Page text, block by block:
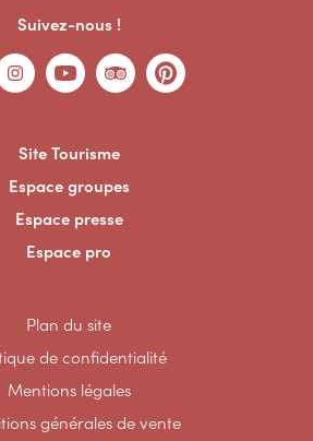
Suivez-nous !
Site Tourisme
Espace groupes
Espace presse
Espace pro
Plan du site
de confidentialité
Mentions légales
générales de vente